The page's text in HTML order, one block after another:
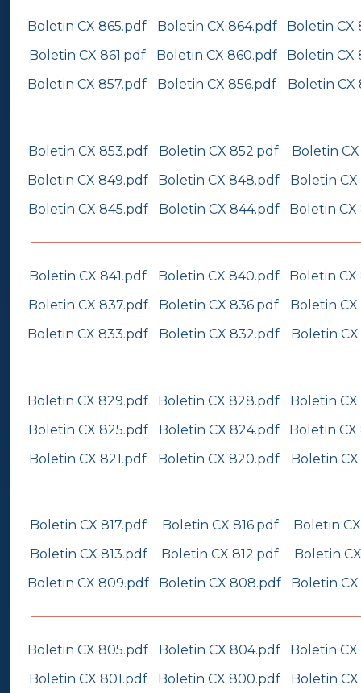
Boletin CX 865.pdf Boletin CX 864.pdf
Boletin CX
Boletin CX 861.pdf
Boletin CX 860.pdf
Boletin CX
Boletin CX 857.pdf
Boletin CX 856.pdf Boletin CX
Boletin CX 853.pdf Boletin CX 852.pdf
Boletin
Boletin CX 849.pdf
Boletin CX 848.pdf
Boletin
Boletin CX 845.pdf
Boletin CX 844.pdf Boletin
Boletin CX 841.pdf Boletin CX 840.pdf
Boletin
Boletin CX 837.pdf
Boletin CX 836.pdf
Boletin
Boletin CX 833.pdf
Boletin CX 832.pdf Boletin
Boletin CX 829.pdf Boletin CX 828.pdf
Boletin
Boletin CX 825.pdf
Boletin CX 824.pdf
Boletin
Boletin CX 821.pdf
Boletin CX 820.pdf Boletin
Boletin CX 817.pdf Boletin CX 816.pdf
Boletin
Boletin CX 813.pdf
Boletin CX 812.pdf
Boletin
Boletin CX 809.pdf
Boletin CX 808.pdf Boletin
Boletin CX 805.pdf Boletin CX 804.pdf
Boletin
Boletin CX 801.pdf
Boletin CX 800.pdf
Boletin